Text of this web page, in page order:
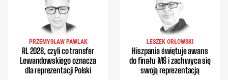
PRZEMYSŁAW PAWLAK
RL 2028, czyli co transfer
Lewandowskiego oznacza
dla reprezentacji Polski
LESZEK ORŁOWSKI
Hiszpania świętuje awans
do finału MŚ i zachwyca się
swoją reprezentacją